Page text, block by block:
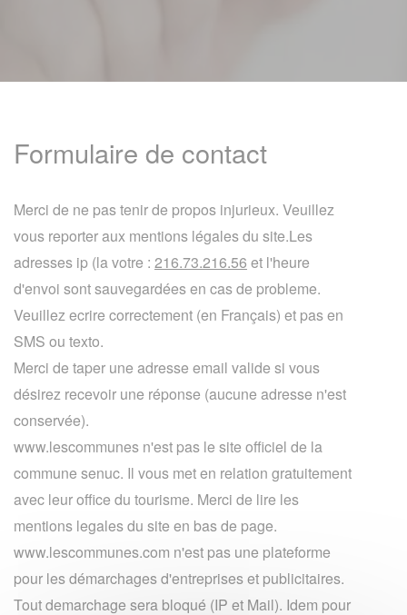
Formulaire de contact
Merci de ne pas tenir de propos injurieux. Veuillez
vous reporter aux mentions légales du site.Les
adresses ip (la votre : 216.73.216.56 et l'heure
d'envoi sont sauvegardées en cas de probleme.
Veuillez ecrire correctement (en Français) et pas en
SMS ou texto.
Merci de taper une adresse email valide si vous
désirez recevoir une réponse (aucune adresse n'est
conservée).
www.lescommunes n'est pas le site officiel de la
commune senuc. Il vous met en relation gratuitement
avec leur office du tourisme. Merci de lire les
mentions legales du site en bas de page.
www.lescommunes.com n'est pas une plateforme
pour les démarchages d'entreprises et publicitaires.
Tout demarchage sera bloqué (IP et Mail). Idem pour